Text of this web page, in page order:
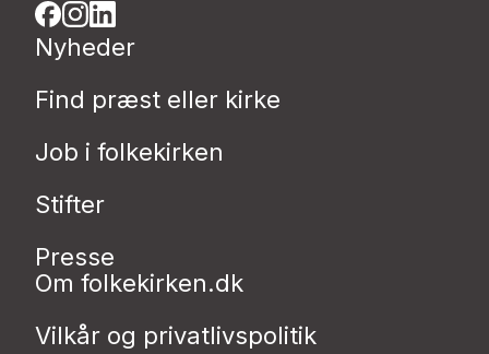
Nyheder
Find præst eller kirke
Job i folkekirken
Stifter
Presse
Om folkekirken.dk
Vilkår og privatlivspolitik